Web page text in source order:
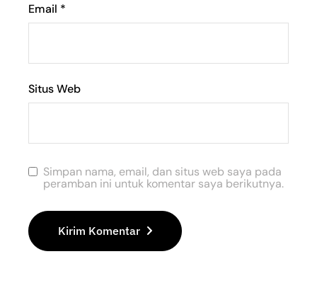
Email *
Situs Web
Simpan nama, email, dan situs web saya pada
peramban ini untuk komentar saya berikutnya.
Kirim Komentar